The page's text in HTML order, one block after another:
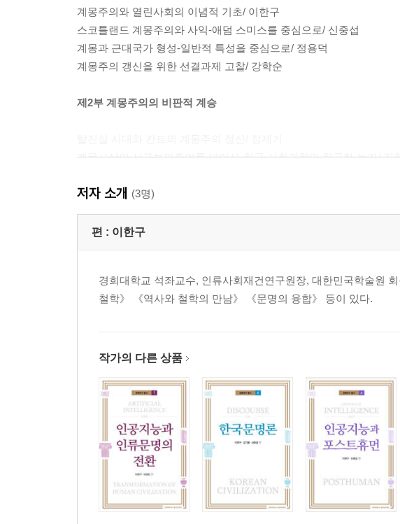
계몽주의와 열린사회의 이념적 기초/ 이한구
스코틀랜드 계몽주의와 사익-애덤 스미스를 중심으로/ 신중섭
계몽과 근대국가 형성-일반적 특성을 중심으로/ 정용덕
계몽주의 갱신을 위한 선결과제 고찰/ 강학순
제2부 계몽주의의 비판적 계승
계몽사상의 서구보편주의를 넘어서-한국 사회과학의 한국화 논리/ 김
존 롤즈의 자유주의적 관용론/ 박정순
하버마스의 소통 이성과 비판적 계몽/ 윤평중
저자 소개 (3명)
편 : 이한구
경희대학교 석좌교수, 인류사회재건연구원장, 대한민국학술원
철학》 《역사와 철학의 만남》 《문명의 융합》 등이 있다.
작가의 다른 상품